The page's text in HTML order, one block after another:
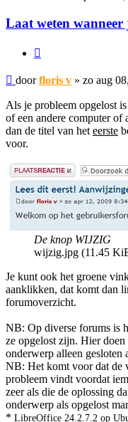
Laat weten wanneer
Bericht
doorfloris v » zo aug
Als je probleem opgelost
of een andere computer
dan de titel van het eerste
voor.
De knop WIJZIG
wijzig.jpg (11.45
Je kunt ook het groene
aanklikken, dat komt dan
forumoverzicht.
NB: Op diverse forums is
ze opgelost zijn. Hier
onderwerp alleen gesloten
NB: Het komt voor dat de
probleem vindt voordat
zeer als die de oplossing
onderwerp als opgelost
* LibreOffice 24.2.7.2 op